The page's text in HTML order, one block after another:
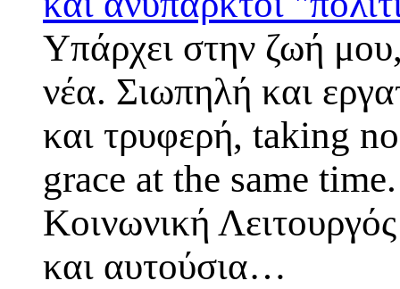
Υπάρχει στην ζωή
νέα. Σιωπηλή και
και τρυφερή, taking
grace at the same
Κοινωνική
και αυτούσια…